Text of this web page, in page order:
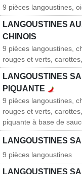
9 pièces langoustines,
LANGOUSTINES
CHINOIS
9 pièces langoustines,
rouges et verts,
LANGOUSTINES
PIQUANTE
9 pièces langoustines,
rouges et verts,
piquante à base de
LANGOUSTINES
9 pièces langoustines
LANGOUSTINES